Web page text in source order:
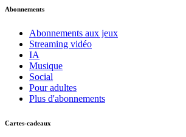
Abonnements
Abonnements aux jeux
Streaming vidéo
IA
Musique
Social
Pour adultes
Plus d'abonnements
Cartes-cadeaux